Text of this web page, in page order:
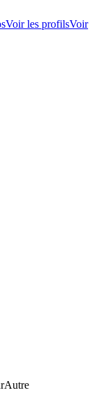
Voir les profilsVoir
Autre